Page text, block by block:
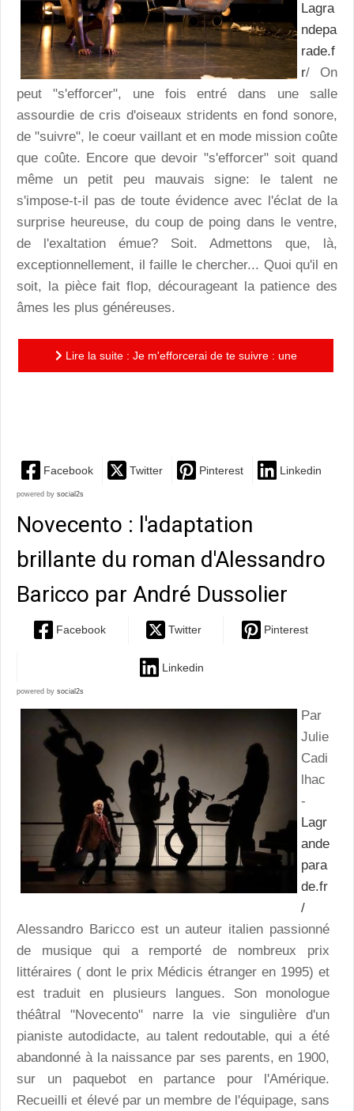
Lagra
ndepa
rade.f
r/ On
peut "s'efforcer", une fois entré dans une salle
assourdie de cris d'oiseaux stridents en fond sonore,
de "suivre", le coeur vaillant et en mode mission coûte
que coûte. Encore que devoir "s'efforcer" soit quand
même un petit peu mauvais signe: le talent ne
s'impose-t-il pas de toute évidence avec l'éclat de la
surprise heureuse, du coup de poing dans le ventre,
de l'exaltation émue? Soit. Admettons que, là,
exceptionnellement, il faille le chercher... Quoi qu'il en
soit, la pièce fait flop, décourageant la patience des
âmes les plus généreuses.
Lire la suite : Je m'efforcerai de te suivre : une
Facebook Twitter Pinterest Linkedin
powered by social2s
Novecento : l'adaptation
brillante du roman d'Alessandro
Baricco par André Dussolier
Facebook Twitter Pinterest
Linkedin
powered by social2s
Par
Julie
Cadi
lhac
-
Lagr
ande
para
de.fr
/
Alessandro Baricco est un auteur italien passionné
de musique qui a remporté de nombreux prix
littéraires ( dont le prix Médicis étranger en 1995) et
est traduit en plusieurs langues. Son monologue
théâtral "Novecento" narre la vie singulière d'un
pianiste autodidacte, au talent redoutable, qui a été
abandonné à la naissance par ses parents, en 1900,
sur un paquebot en partance pour l'Amérique.
Recueilli et élevé par un membre de l'équipage, sans